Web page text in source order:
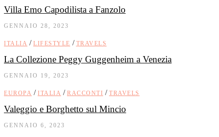
Villa Emo Capodilista a Fanzolo
GENNAIO 28, 2023
ITALIA / LIFESTYLE / TRAVELS
La Collezione Peggy Guggenheim a Venezia
GENNAIO 19, 2023
EUROPA / ITALIA / RACCONTI / TRAVELS
Valeggio e Borghetto sul Mincio
GENNAIO 6, 2023